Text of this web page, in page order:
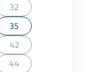
n'est
32
(Cette action n'est
pas disponible.)
actuellement pas
35
actuellement pas
42
(Cette action n'est
44